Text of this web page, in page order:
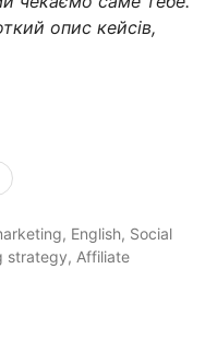
опис кейсів,
English, Social
strategy, Affiliate